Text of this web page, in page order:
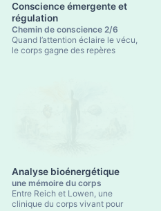
Conscience émergente et
régulation
Chemin de conscience 2/6
Quand l’attention éclaire le vécu,
le corps gagne des repères
Analyse bioénergétique
une mémoire du corps
Entre Reich et Lowen, une
clinique du corps vivant pour